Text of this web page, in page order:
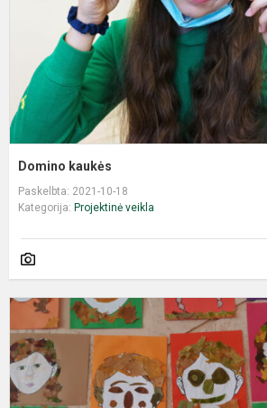
Domino kaukės
Paskelbta: 2021-10-18
Kategorija: Projektinė veikla